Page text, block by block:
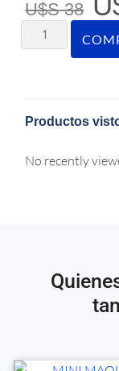
U$S38
Productos
No recently